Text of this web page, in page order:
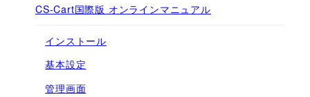
CS-Cart国際版 オンラインマニュアル
インストール
基本設定
管理画面